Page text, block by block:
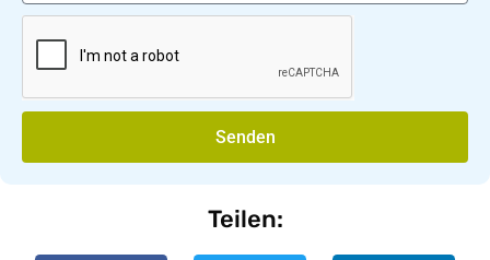
Senden
Teilen: